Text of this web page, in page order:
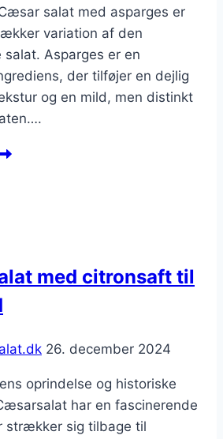
salat med asparges er
variation af den
Asparges er en
der tilføjer en dejlig
og en mild, men distinkt
med citronsaft til
26. december 2024
oprindelse og historiske
har en fascinerende
strækker sig tilbage til